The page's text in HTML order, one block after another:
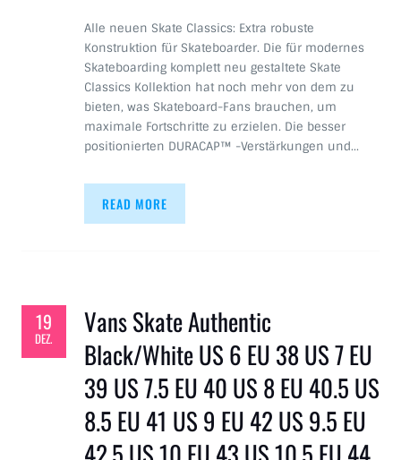
Alle neuen Skate Classics: Extra robuste
Konstruktion für Skateboarder. Die für modernes
Skateboarding komplett neu gestaltete Skate
Classics Kollektion hat noch mehr von dem zu
bieten, was Skateboard-Fans brauchen, um
maximale Fortschritte zu erzielen. Die besser
positionierten DURACAP™ -Verstärkungen und…
READ MORE
19
DEZ.
Vans Skate Authentic
Black/White US 6 EU 38 US 7 EU
39 US 7.5 EU 40 US 8 EU 40.5 US
8.5 EU 41 US 9 EU 42 US 9.5 EU